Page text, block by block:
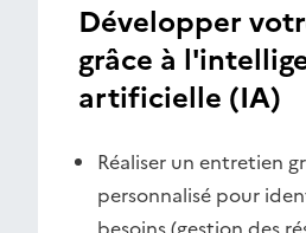
Développer
grâce à
artificielle (IA)
Réaliser un entretien
personnalisé pour